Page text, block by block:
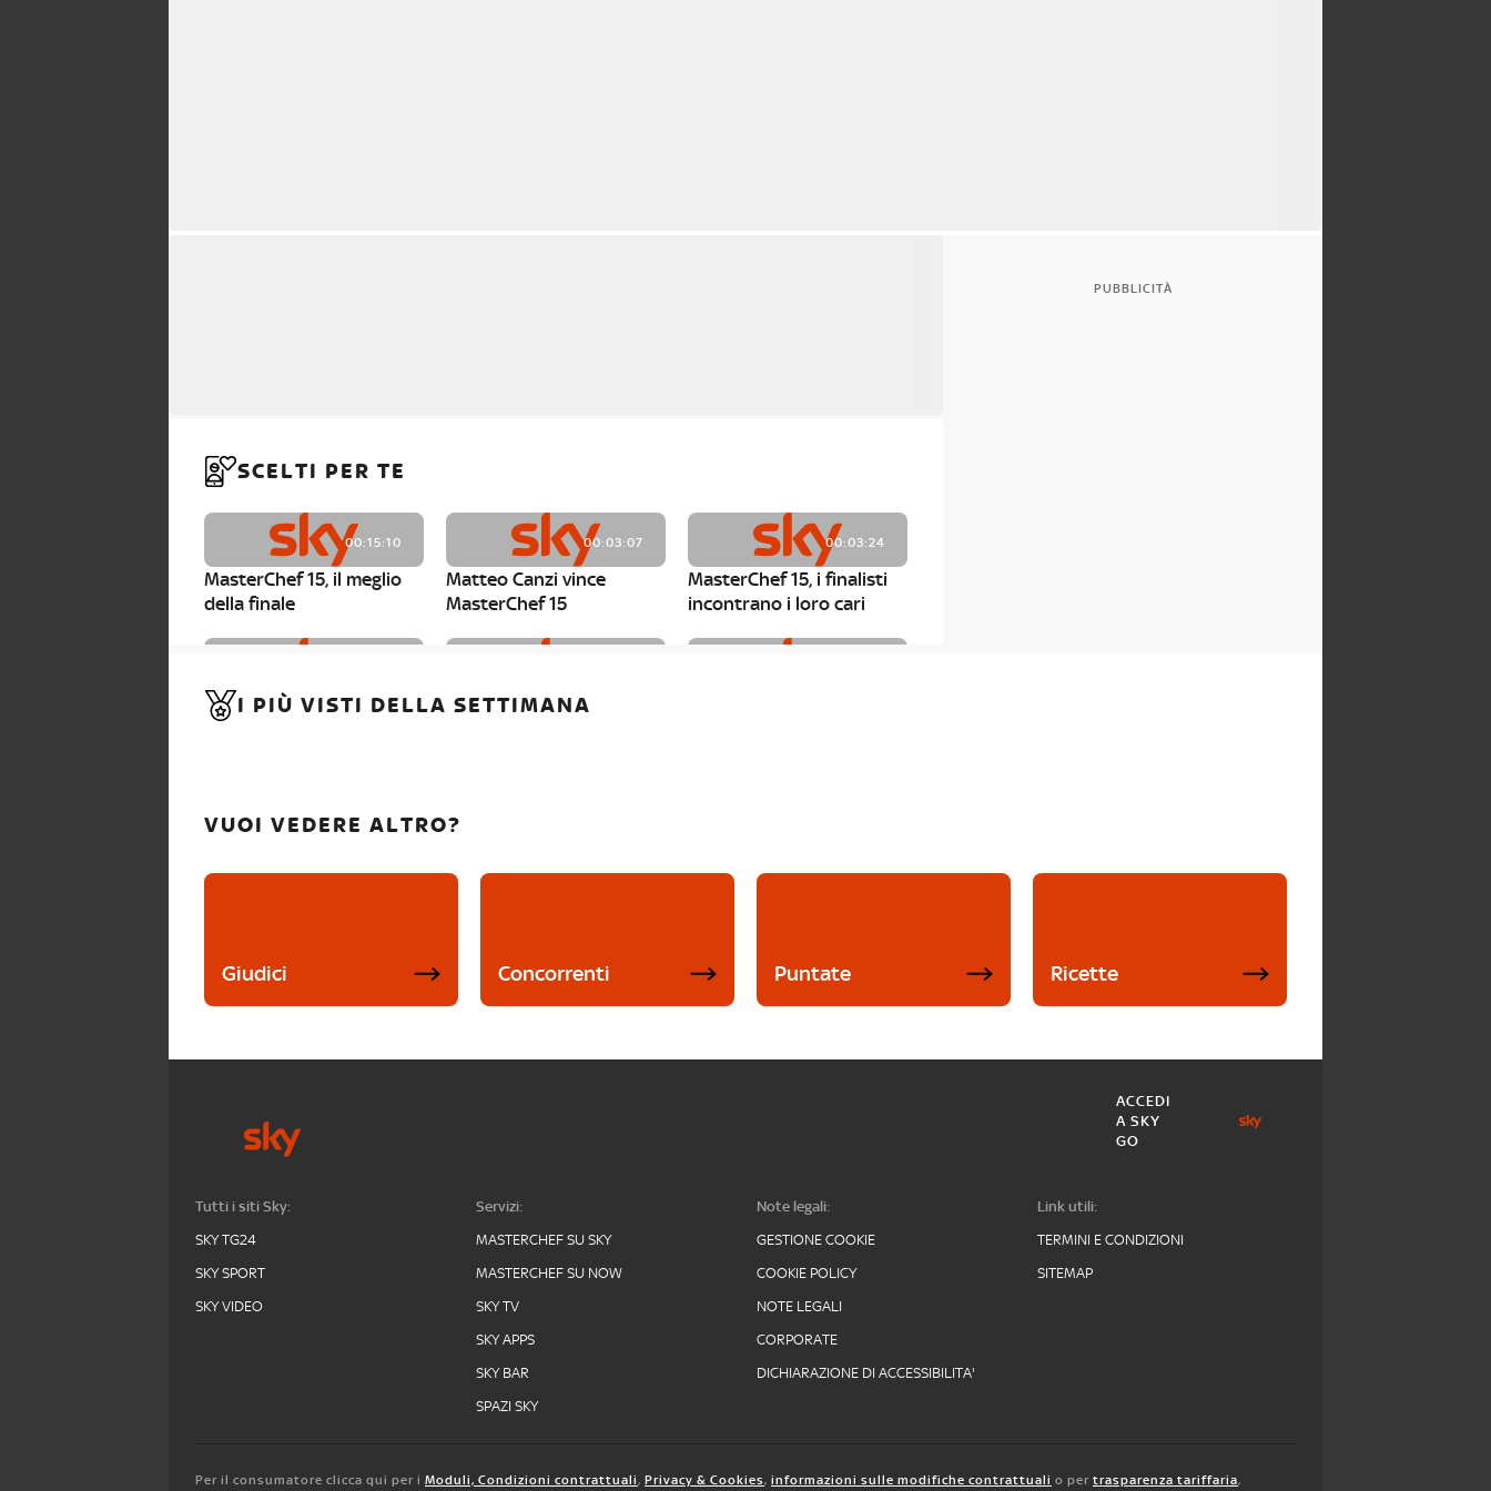
SCELTI PER TE
00:15:10
MasterChef 15, il meglio
della finale
00:03:07
Matteo Canzi vince
MasterChef 15
00:03:24
MasterChef 15, i finalisti
incontrano i loro cari
MasterChef 15, Carlotta è
MasterChef 15, Matteo
PUBBLICITÀ
I PIÙ VISTI DELLA SETTIMANA
VUOI VEDERE ALTRO?
Giudici Concorrenti Puntate Ricette
ACCEDI
A SKY
GO
Tutti i siti Sky:
SKY TG24
SKY SPORT
SKY VIDEO
Servizi:
MASTERCHEF SU SKY
MASTERCHEF SU NOW
SKY TV
SKY APPS
SKY BAR
SPAZI SKY
Note legali:
GESTIONE COOKIE
COOKIE POLICY
NOTE LEGALI
CORPORATE
DICHIARAZIONE DI ACCESSIBILITA'
Link utili:
TERMINI E CONDIZIONI
SITEMAP
Per il consumatore clicca qui per i Moduli, Condizioni contrattuali, Privacy & Cookies, informazioni sulle modifiche contrattuali o per trasparenza tariffaria,